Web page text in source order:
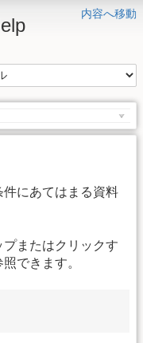
内容へ移動
にあてはまる資料
またはクリックす
できます。